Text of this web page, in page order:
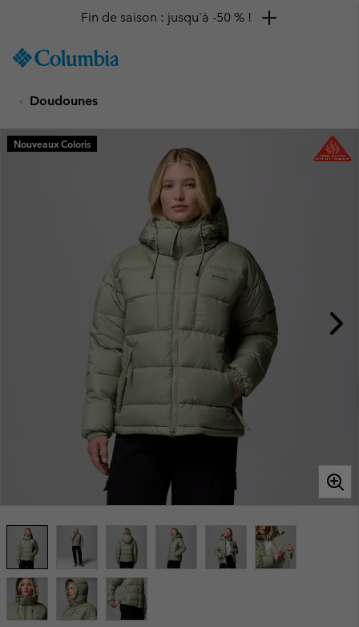
TO
SKIP
MAIN
NAV
Fin de saison : jusqu'à -50 % !
Doudounes
Nouveaux Coloris